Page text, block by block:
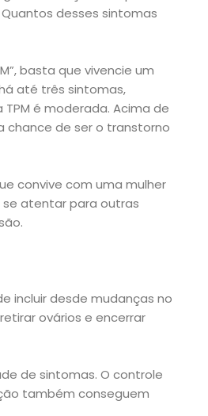
desses sintomas
basta que vivencie um
até três sintomas,
é moderada. Acima de
chance de ser o transtorno
convive com uma mulher
se atentar para outras
incluir desde mudanças no
ovários e encerrar
de sintomas. O controle
também conseguem